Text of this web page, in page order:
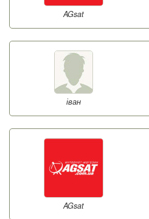
AGsat
іван
AGsat